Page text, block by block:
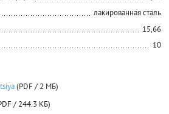
лакированная сталь
15,66
10
(PDF / 2 МБ)
/ 244.3 КБ)